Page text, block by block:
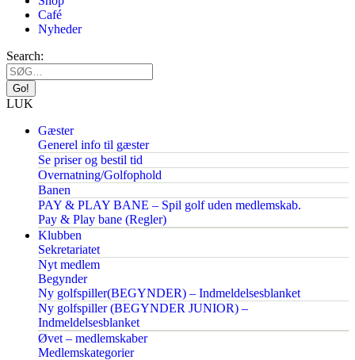
Café
Nyheder
Search:
LUK
Gæster
Generel info til gæster
Se priser og bestil tid
Overnatning/Golfophold
Banen
PAY & PLAY BANE – Spil golf uden medlemskab.
Pay & Play bane (Regler)
Klubben
Sekretariatet
Nyt medlem
Begynder
Ny golfspiller(BEGYNDER) – Indmeldelsesblanket
Ny golfspiller (BEGYNDER JUNIOR) –
Indmeldelsesblanket
Øvet – medlemskaber
Medlemskategorier